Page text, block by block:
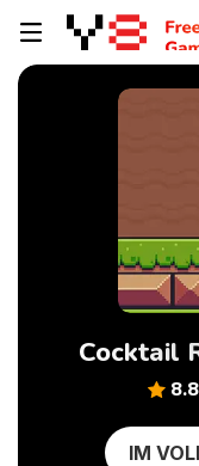
Cocktail
8.8
IM